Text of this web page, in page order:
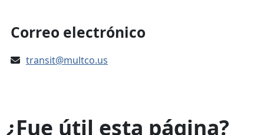
Correo electrónico
transit@multco.us
¿Fue útil esta página?